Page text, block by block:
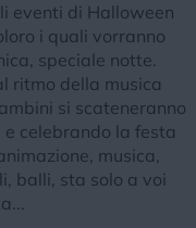
eventi di Halloween
i quali vorranno
speciale notte.
ritmo della musica
si scateneranno
celebrando la festa
musica,
balli, sta solo a voi